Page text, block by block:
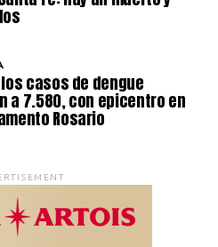
casos de dengue
a 7.580, con epicentro en
Rosario